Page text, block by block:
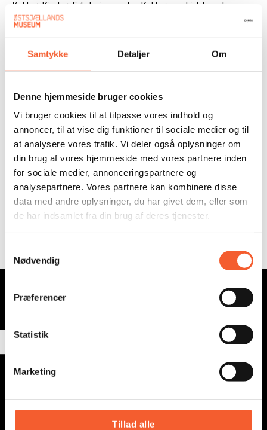
Samtykke Detaljer Om
Denne hjemmeside bruger cookies
Vi bruger cookies til at tilpasse vores indhold og
annoncer, til at vise dig funktioner til sociale medier og til
at analysere vores trafik. Vi deler også oplysninger om
din brug af vores hjemmeside med vores partnere inden
for sociale medier, annonceringspartnere og
analysepartnere. Vores partnere kan kombinere disse
data med andre oplysninger, du har givet dem, eller som
de har indsamlet fra din brug af deres tjenester.
Nødvendig
Præferencer
Statistik
Marketing
Tillad alle
Kultur, Kinder, Erlebnisse
Kulturgeschichte
Ton
Lauf
Noah Rosanes
Erlebnisse für Familien mit Kindern
Erlebnisse für Familien
Reflexionskonzert
Schnitzeljagd
Schulprogramm
Stevnsfort DR
Stevnsfort
Stevns Klint
Saisonkarte
Saisoneröffnung
Tourismuspreis
Entwicklung
Winterferien
Museen in Ostseeland
Jahreskarte
Abonnieren Sie unseren
Senden